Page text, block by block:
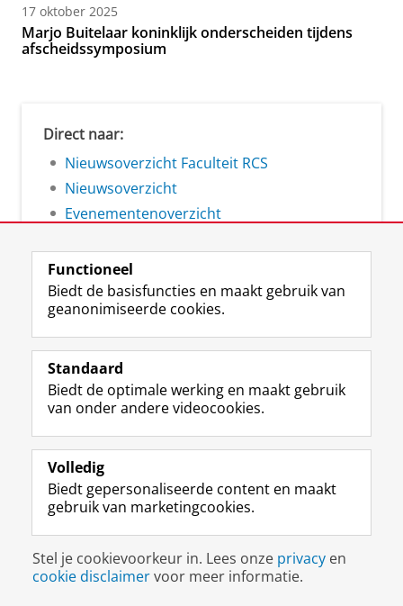
17 oktober 2025
Marjo Buitelaar koninklijk onderscheiden tijdens
afscheidssymposium
Direct naar:
Nieuwsoverzicht Faculteit RCS
Nieuwsoverzicht
Evenementenoverzicht
Volg de RUG
F
a
e
b
o
p
a
i
n
a
L
i
k
e
I
-
p
g
i
n
R
S
-
f
e
R
k
s
u
I
n
t
r
m
c
c
o
Y
o
T
e
k
a
a
Studiekiezers
Alumni
Over ons
Disclaimer & Copyright
Inloggen
Functioneel
Biedt de basisfuncties en maakt gebruik van
geanonimiseerde cookies.
Standaard
Biedt de optimale werking en maakt gebruik
van onder andere videocookies.
Volledig
Biedt gepersonaliseerde content en maakt
gebruik van marketingcookies.
Stel je cookievoorkeur in. Lees onze privacy en
cookie disclaimervoor meer informatie.